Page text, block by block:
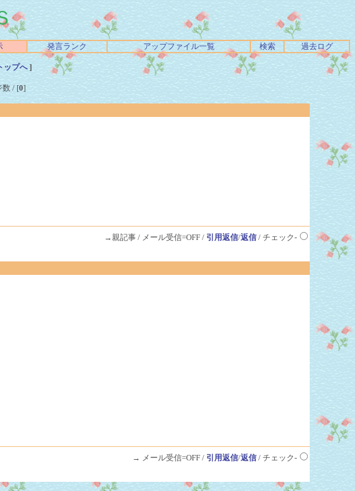
発言ランク アップファイル一覧 検索 過去ログ
ップへ]
数 / [0]
→親記事 / メール受信=OFF / 引用返信/返信/ チェック-
→ メール受信=OFF / 引用返信/返信/ チェック-